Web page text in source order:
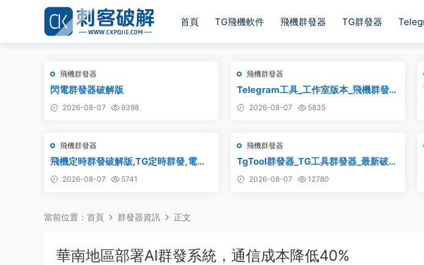
首頁 TG飛機軟件 飛機群發器 TG群發器
飛機群發器
閃電群發器破解版
2026-08-07 9398
飛機群發器
Telegram工具_工作室版本_飛機群發器
_最新破解版
2026-08-07 5835
飛機群發器
飛機定時群發破解版,TG定時群發,電報
定時群發,telegram定時群發
2026-08-07 5741
飛機群發器
TgTool群發器_TG工具群發器_最新破解
版
2026-08-07 12780
當前位置： 首頁 群發器資訊 正文
華南地區部署AI群發系統，通信成本降低40%